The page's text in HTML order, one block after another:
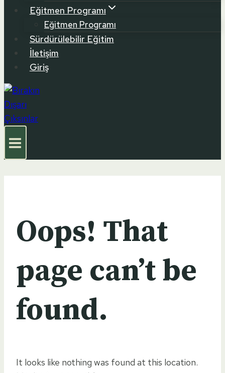
Eğitmen Programı
Eğitmen Programı
Sürdürülebilir Eğitim
İletişim
Giriş
Oops! That
page can’t be
found.
It looks like nothing was found at this location.